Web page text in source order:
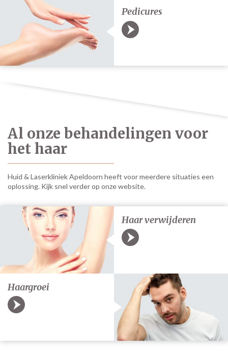
Pedicures
Al onze behandelingen voor
het haar
Huid & Laserkliniek Apeldoorn heeft voor meerdere situaties een
oplossing. Kijk snel verder op onze website.
Haar verwijderen
Haargroei